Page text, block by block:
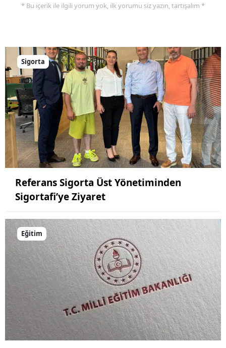
* Bu içerik ile ilgili yorum yok, ilk yorumu siz yazın, tartışalım *
Sigorta
Referans Sigorta Üst Yönetiminden
Sigortafi’ye Ziyaret
Eğitim